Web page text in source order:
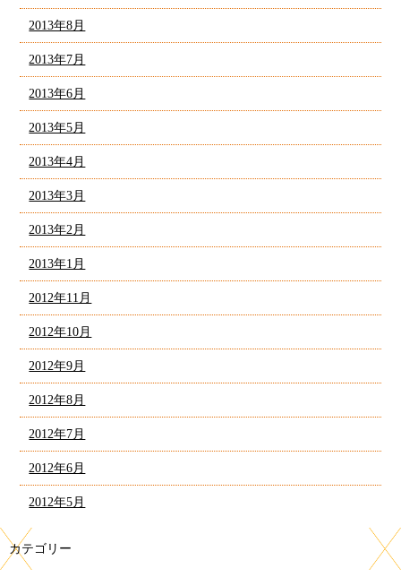
2013年8月
2013年7月
2013年6月
2013年5月
2013年4月
2013年3月
2013年2月
2013年1月
2012年11月
2012年10月
2012年9月
2012年8月
2012年7月
2012年6月
2012年5月
カテゴリー